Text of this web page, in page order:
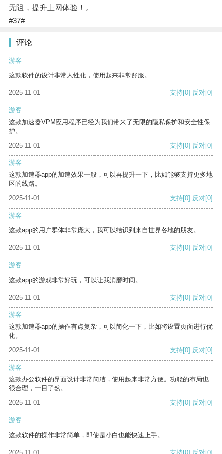
无阻，提升上网体验！。
#37#
评论
游客
这款软件的设计非常人性化，使用起来非常舒服。
2025-11-01 支持[0] 反对[0]
游客
这款加速器VPM应用程序已经为我们带来了无限的隐私保护和安全性保
护。
2025-11-01
支持[0] 反对[0]
游客
这款加速器app的加速效果一般，可以再提升一下，比如能够支持更多地
区的线路。
2025-11-01
支持[0] 反对[0]
游客
这款app的用户群体非常庞大，我可以结识到来自世界各地的朋友。
2025-11-01 支持[0] 反对[0]
游客
这款app的游戏非常好玩，可以让我消磨时间。
2025-11-01 支持[0] 反对[0]
游客
这款加速器app的操作有点复杂，可以简化一下，比如将设置页面进行优
化。
2025-11-01
支持[0] 反对[0]
游客
这款办公软件的界面设计非常简洁，使用起来非常方便。功能的布局也
很合理，一目了然。
2025-11-01
支持[0] 反对[0]
游客
这款软件的操作非常简单，即使是小白也能快速上手。
2025-11-01 支持[0] 反对[0]